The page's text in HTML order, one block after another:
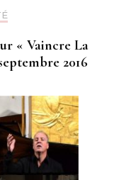
« Vaincre La
2016